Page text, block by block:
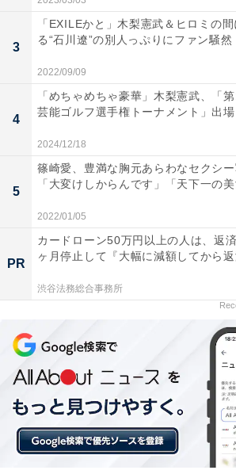
3
「EXILEかと」木梨憲武＆ヒロミの間
る“石川遼”の別人っぷりにファン騒然
2022/09/09
4
「めちゃめちゃ豪華」木梨憲武、「
芸能ゴルフ選手権トーナメント」出
2024/12/18
5
篠崎愛、豊満な胸元あらわなセクシ
「大変けしからんです」「天下一の
2022/01/05
PR
カードローン50万円以上の人は、返
ヶ月停止して『大幅に減額してから
渋谷法務総合事務所